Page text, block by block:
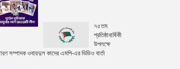
৭৫তম
প্রতিষ্ঠাবার্ষিকী
উপলক্ষে
সম্পাদক ওবায়দুল কাদের এমপি-এর ভিডিও বার্তা